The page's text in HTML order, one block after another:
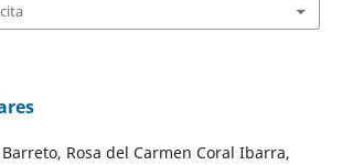
Rosa del Carmen Coral Ibarra,